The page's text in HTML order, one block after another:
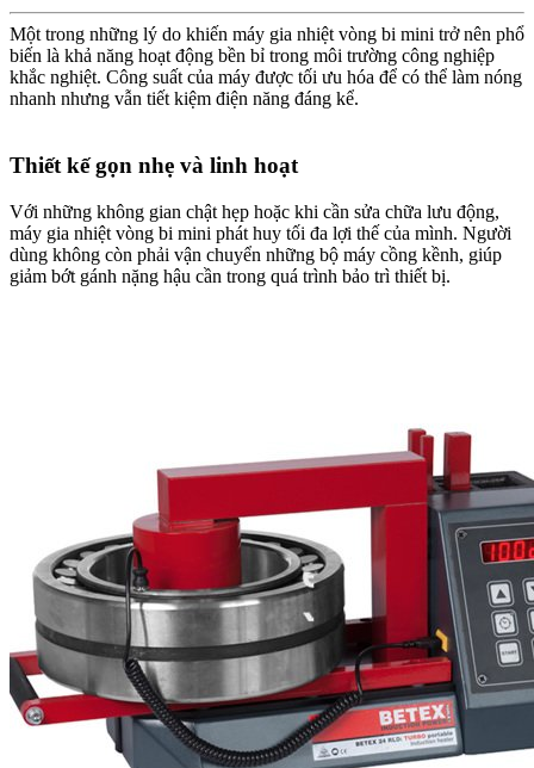
Một trong những lý do khiến máy gia nhiệt vòng bi mini trở nên phổ
biến là khả năng hoạt động bền bỉ trong môi trường công nghiệp
khắc nghiệt. Công suất của máy được tối ưu hóa để có thể làm nóng
nhanh nhưng vẫn tiết kiệm điện năng đáng kể.
Thiết kế gọn nhẹ và linh hoạt
Với những không gian chật hẹp hoặc khi cần sửa chữa lưu động,
máy gia nhiệt vòng bi mini phát huy tối đa lợi thế của mình. Người
dùng không còn phải vận chuyển những bộ máy cồng kềnh, giúp
giảm bớt gánh nặng hậu cần trong quá trình bảo trì thiết bị.